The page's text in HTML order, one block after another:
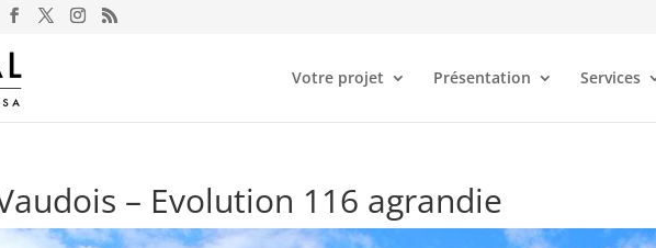
Votre projet Présentation Services
– Evolution 116 agrandie